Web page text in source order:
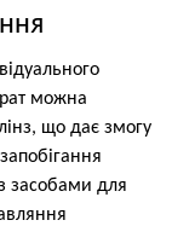
можна
що дає змогу
засобами для